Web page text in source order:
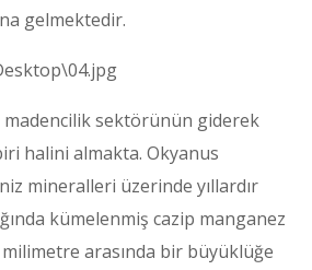
gelmektedir.
madencilik sektörünün giderek
halini almakta. Okyanus
mineralleri üzerinde yıllardır
kümelenmiş cazip manganez
arasında bir büyüklüğe